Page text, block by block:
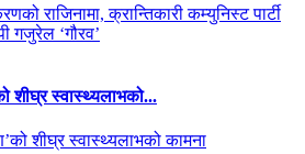
शीघ्र स्वास्थ्यलाभको...